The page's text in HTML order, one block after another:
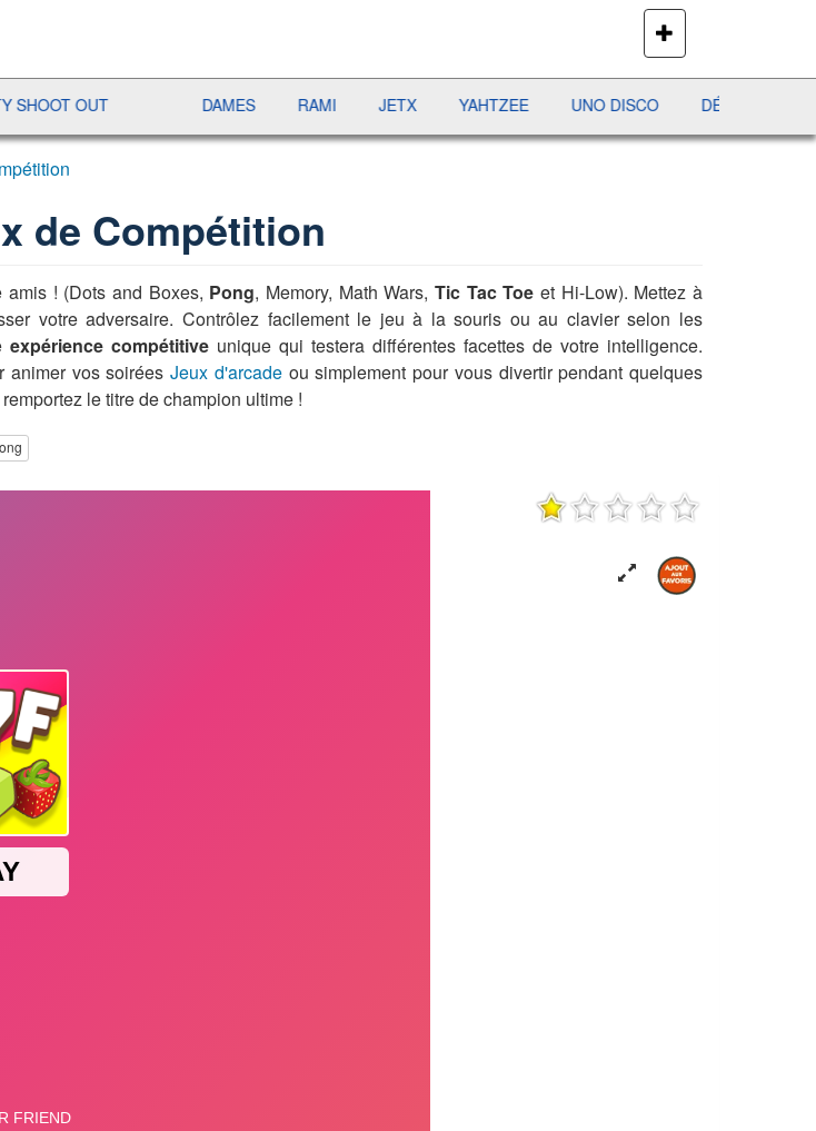
PLUS
DE
JEUX
OUT RAMI JETX YAHTZEE UNO DISCO DÉFI MAHJONG
de Compétition
! (Dots and Boxes, Pong, Memory, Math Wars, Tic Tac Toe et Hi-Low). Mettez à
votre adversaire. Contrôlez facilement le jeu à la souris ou au clavier selon les
expérience compétitive unique qui testera différentes facettes de votre intelligence.
animer vos soiréesJeux d'arcadeou simplement pour vous divertir pendant quelques
le titre de champion ultime !